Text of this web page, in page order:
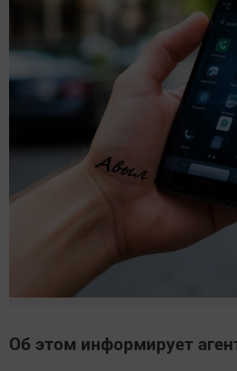
Об этом информирует